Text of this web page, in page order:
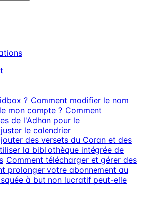
? Comment modifier le nom
mon compte ? Comment
de l'Adhan pour le
le calendrier
des versets du Coran et des
la bibliothèque intégrée de
Comment télécharger et gérer des
prolonger votre abonnement au
à but non lucratif peut-elle